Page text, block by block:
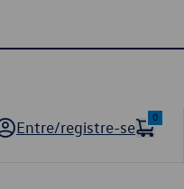
Entre/registre-se
0